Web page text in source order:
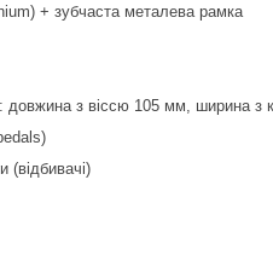
+ зубчаста металева рамка
довжина з віссю 105 мм, ширина
(відбивачі)